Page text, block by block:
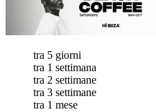
tra 5 giorni
tra 1 settimana
tra 2 settimane
tra 3 settimane
tra 1 mese